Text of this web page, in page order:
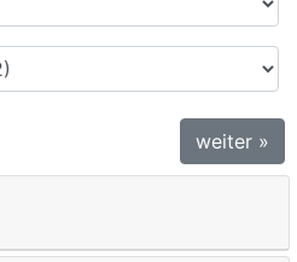
weiter »